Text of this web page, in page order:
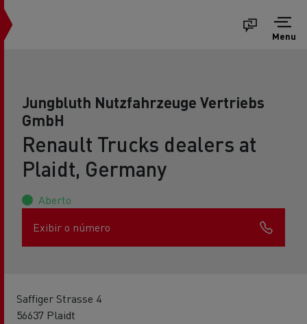
Menu
Jungbluth Nutzfahrzeuge Vertriebs
GmbH
Renault Trucks dealers at
Plaidt, Germany
Aberto
Exibir o número
Saffiger Strasse 4
56637 Plaidt